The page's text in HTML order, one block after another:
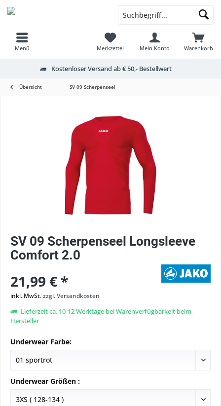
Menü Warenkorb
Merkzettel Mein Konto
Kostenloser Versand ab € 50,- Bestellwert
Übersicht SV 09 Scherpenseel
SV 09 Scherpenseel Longsleeve
Comfort 2.0
21,99 € *
inkl. MwSt.zzgl. Versandkosten
Lieferzeit ca. 10-12 Werktage bei Warenverfügbarkeit beim
Hersteller
Underwear Farbe:
Underwear Größen :